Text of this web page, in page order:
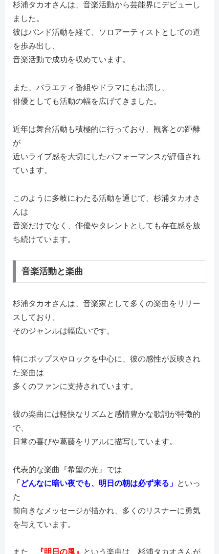
杉浦タカオさんは、音楽活動から芸能界にデビューし
ました。
彼はバンド活動を経て、ソロアーティストとしての道
を歩み出し、
音楽活動で成功を収めています。
また、バラエティ番組やドラマにも出演し、
俳優としても活動の幅を広げてきました。
近年は舞台活動も積極的に行っており、観客との距離
が
近いライブ感を大切にしたパフォーマンスが評価され
ています。
このように多岐にわたる活動を通じて、杉浦タカオさ
んは
音楽だけでなく、俳優やタレントとしても存在感を放
ち続けています。
音楽活動と楽曲
杉浦タカオさんは、音楽家として多くの楽曲をリリー
スしており、
そのジャンルは幅広いです。
特にポップスやロックを中心に、彼の感性が反映され
た楽曲は
多くのファンに支持されています。
彼の楽曲には軽快なリズムと感情豊かな歌詞が特徴的
で、
日常の喜びや葛藤をリアルに描写しています。
代表的な楽曲『希望の光』では
「どんなに暗い夜でも、明日の朝は必ず来る」 といっ
た
前向きなメッセージが描かれ、多くのリスナーに勇気
を与えています。
また、 『明日の風』 という楽曲は、杉浦タカオさんが